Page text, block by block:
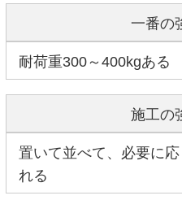
一番の
耐荷重300～400kgある
施工の
置いて並べて、必要に
れる